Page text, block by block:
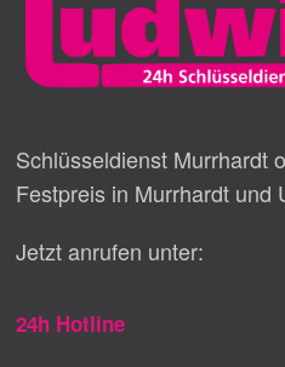
Schlüsseldienst Murrhardt
Festpreis in Murrhardt und
Jetzt anrufen unter:
24h Hotline